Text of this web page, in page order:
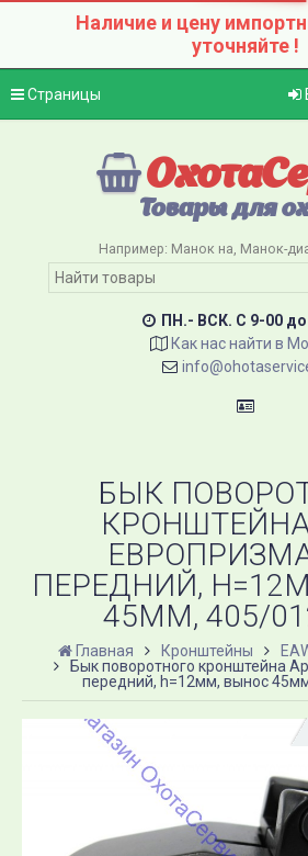
Наличие и цену
уточняйте !
Страницы
Товары для
Например: Манок на Манок-
ПН.- ВСК. C 9-00
Как нас найти в
БЫК
КРОНШТЕЙНА
ПЕРЕДНИЙ,
45ММ, 405/
Главная Кронштейны
Бык поворотного кронштейна
передний, h=12мм, вынос